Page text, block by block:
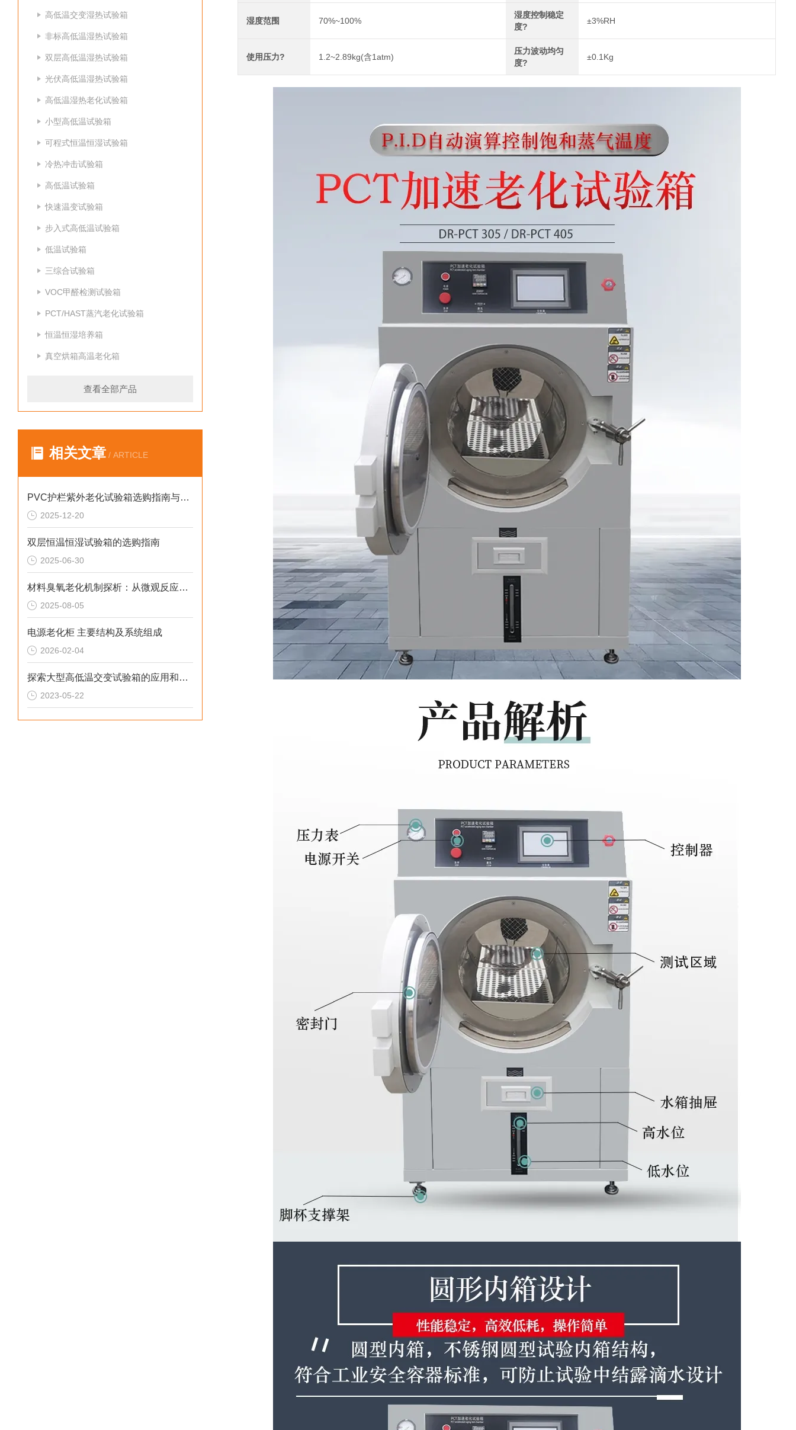
高低温交变湿热试验箱
非标高低温湿热试验箱
双层高低温湿热试验箱
光伏高低温湿热试验箱
高低温湿热老化试验箱
小型高低温试验箱
可程式恒温恒湿试验箱
冷热冲击试验箱
高低温试验箱
快速温变试验箱
步入式高低温试验箱
低温试验箱
三综合试验箱
VOC甲醛检测试验箱
PCT/HAST蒸汽老化试验箱
恒温恒湿培养箱
真空烘箱高温老化箱
查看全部产品
相关文章 / ARTICLE
PVC护栏紫外老化试验箱选购指南与成本优化方案
2025-12-20
双层恒温恒湿试验箱的选购指南
2025-06-30
材料臭氧老化机制探析：从微观反应到宏观失效
2025-08-05
电源老化柜 主要结构及系统组成
2026-02-04
探索大型高低温交变试验箱的应用和未来发展
2023-05-22
湿度范围 70%~100%
湿度控制稳定
度?
±3%RH
使用压力? 1.2~2.89kg(含1atm)
压力波动均匀
度?
±0.1Kg